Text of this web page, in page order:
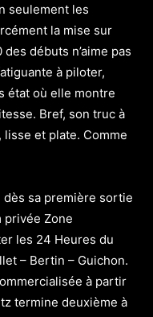
seulement les
la mise sur
débuts n’aime pas
à piloter,
état où elle montre
Bref, son truc à
et plate. Comme
dès sa première sortie
privée Zone
les 24 Heures du
– Bertin – Guichon.
à partir
termine deuxième à